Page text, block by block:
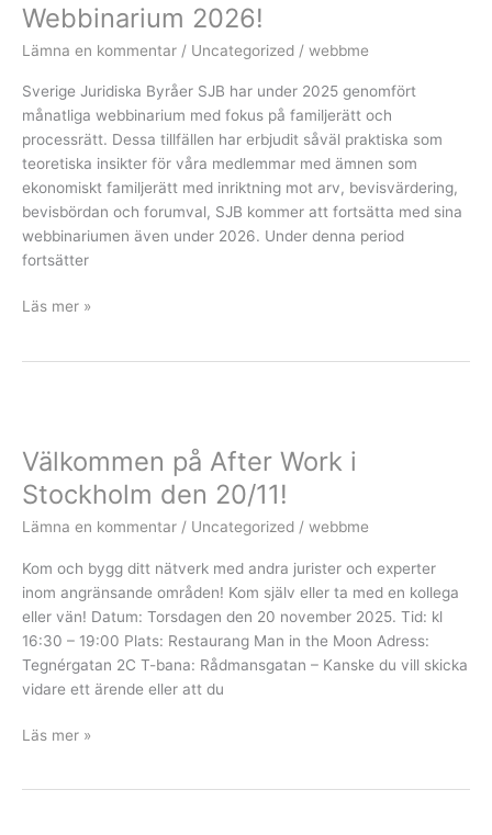
Webbinarium 2026!
Lämna en kommentar / Uncategorized / webbme
Sverige Juridiska Byråer SJB har under 2025 genomfört
månatliga webbinarium med fokus på familjerätt och
processrätt. Dessa tillfällen har erbjudit såväl praktiska som
teoretiska insikter för våra medlemmar med ämnen som
ekonomiskt familjerätt med inriktning mot arv, bevisvärdering,
bevisbördan och forumval, SJB kommer att fortsätta med sina
webbinariumen även under 2026. Under denna period
fortsätter
Läs mer »
Välkommen på After Work i
Stockholm den 20/11!
Lämna en kommentar / Uncategorized / webbme
Kom och bygg ditt nätverk med andra jurister och experter
inom angränsande områden! Kom själv eller ta med en kollega
eller vän! Datum: Torsdagen den 20 november 2025. Tid: kl
16:30 – 19:00 Plats: Restaurang Man in the Moon Adress:
Tegnérgatan 2C T-bana: Rådmansgatan – Kanske du vill skicka
vidare ett ärende eller att du
After
Work
Stockholm
20/11!
Läs mer »